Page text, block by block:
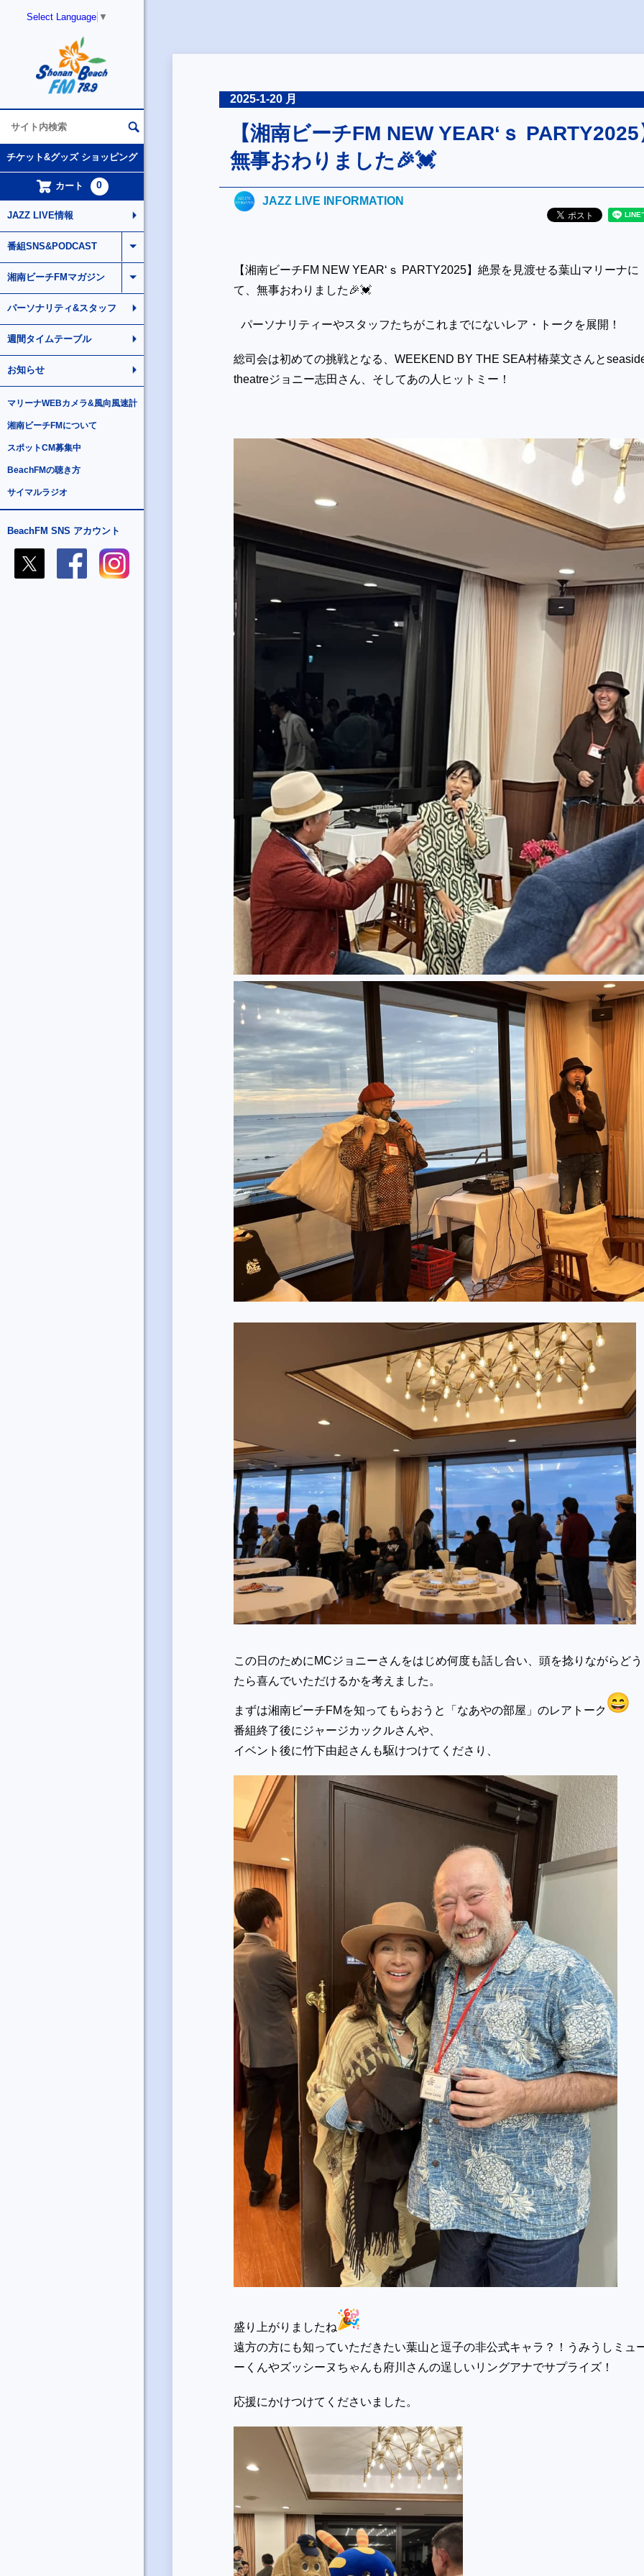
Select Language ▼
チケット&グッズ ショッピング
カート 0
JAZZ LIVE情報
番組SNS&PODCAST
湘南ビーチFMマガジン
パーソナリティ&スタッフ
週間タイムテーブル
お知らせ
マリーナWEBカメラ&風向風速計
湘南ビーチFMについて
スポットCM募集中
BeachFMの聴き方
サイマルラジオ
BeachFM SNS アカウント
2025-1-20 月
【湘南ビーチFM NEW YEAR‘ｓ PARTY2025
無事おわりました🎉💓
JAZZ LIVE INFORMATION
【湘南ビーチFM NEW YEAR‘ｓ PARTY2025】絶景を見渡せる葉山マリーナに
て、無事おわりました🎉💓
パーソナリティーやスタッフたちがこれまでにないレア・トークを展開！
総司会は初めての挑戦となる、WEEKEND BY THE SEA村椿菜文さんと
theatreジョニー志田さん、そしてあの人ヒットミー！
この日のためにMCジョニーさんをはじめ何度も話し合い、頭を捻りながらど
たら喜んでいただけるかを考えました。
まずは湘南ビーチFMを知ってもらおうと「なあやの部屋」のレアトーク
番組終了後にジャージカックルさんや、
イベント後に竹下由起さんも駆けつけてくださり、
盛り上がりましたね
遠方の方にも知っていただきたい葉山と逗子の非公式キャラ？！うみうしミュ
ーくんやズッシーヌちゃんも府川さんの逞しいリングアナでサプライズ！
応援にかけつけてくださいました。